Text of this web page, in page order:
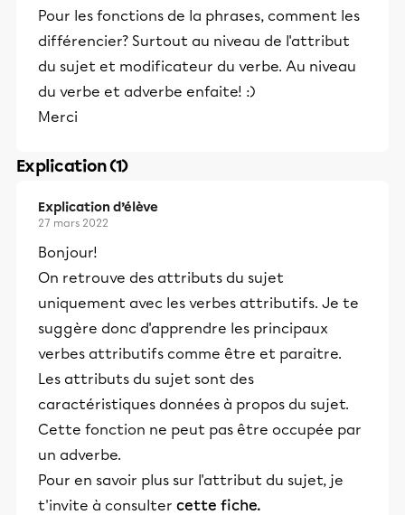
Pour les fonctions de la phrases, comment les
différencier? Surtout au niveau de l'attribut
du sujet et modificateur du verbe. Au niveau
du verbe et adverbe enfaite! :)
Merci
Explication (1)
Explication d’élève
27 mars 2022
Bonjour!
On retrouve des attributs du sujet
uniquement avec les verbes attributifs. Je te
suggère donc d'apprendre les principaux
verbes attributifs comme être et paraitre.
Les attributs du sujet sont des
caractéristiques données à propos du sujet.
Cette fonction ne peut pas être occupée par
un adverbe.
Pour en savoir plus sur l'attribut du sujet, je
t'invite à consulter cette fiche.